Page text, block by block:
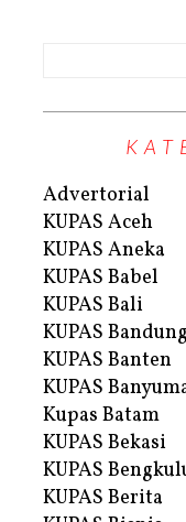
Advertorial
KUPAS Aceh
KUPAS Aneka
KUPAS Babel
KUPAS Bali
KUPAS Bandung
KUPAS Banten
KUPAS
Kupas Batam
KUPAS Bekasi
KUPAS
KUPAS Berita